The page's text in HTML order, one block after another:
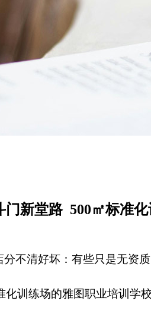
新堂路 500㎡标准
不清好坏：有些只是无资
训练场的雅图职业培训